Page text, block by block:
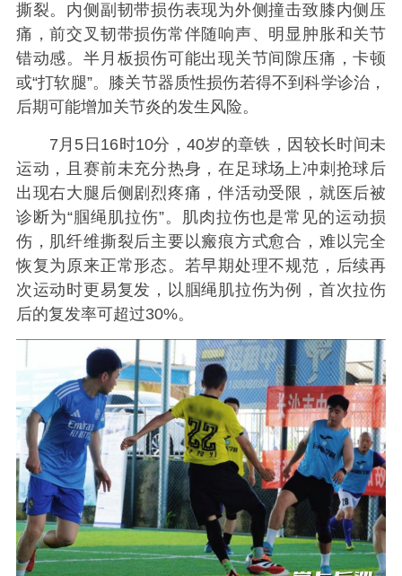
撕裂。内侧副韧带损伤表现为外侧撞击致膝内侧压
痛，前交叉韧带损伤常伴随响声、明显肿胀和关节
错动感。半月板损伤可能出现关节间隙压痛，卡顿
或“打软腿”。膝关节器质性损伤若得不到科学诊治，
后期可能增加关节炎的发生风险。
7月5日16时10分，40岁的章铁，因较长时间未
运动，且赛前未充分热身，在足球场上冲刺抢球后
出现右大腿后侧剧烈疼痛，伴活动受限，就医后被
诊断为“腘绳肌拉伤”。肌肉拉伤也是常见的运动损
伤，肌纤维撕裂后主要以瘢痕方式愈合，难以完全
恢复为原来正常形态。若早期处理不规范，后续再
次运动时更易复发，以腘绳肌拉伤为例，首次拉伤
后的复发率可超过30%。